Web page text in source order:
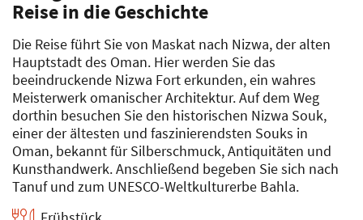
Reise in die Geschichte
Die Reise führt Sie von Maskat nach Nizwa, der alten
Hauptstadt des Oman. Hier werden Sie das
beeindruckende Nizwa Fort erkunden, ein wahres
Meisterwerk omanischer Architektur. Auf dem Weg
dorthin besuchen Sie den historischen Nizwa Souk,
einer der ältesten und faszinierendsten Souks in
Oman, bekannt für Silberschmuck, Antiquitäten und
Kunsthandwerk. Anschließend begeben Sie sich nach
Tanuf und zum UNESCO-Weltkulturerbe Bahla.